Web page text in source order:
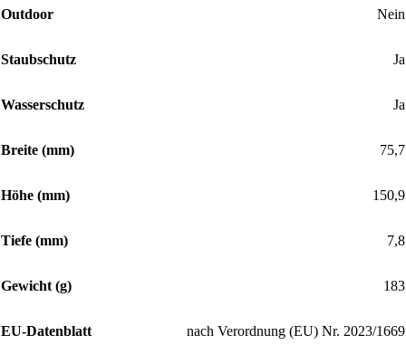
Outdoor Nein
Staubschutz Ja
Wasserschutz Ja
Breite (mm) 75,7
Höhe (mm) 150,9
Tiefe (mm) 7,8
Gewicht (g) 183
EU-Datenblatt nach Verordnung (EU) Nr. 2023/1669